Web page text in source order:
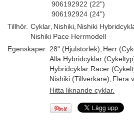
906192922 (22")
906192924 (24")
Tillhör. Cyklar Nishiki Nishiki
Nishiki Pace Herrmodell
Egenskaper. 28" (Hjulstorlek) Herr
Alla Hybridcyklar
Hybridcyklar Racer
Nishiki (Tillverkare) Flera
Hitta liknande cyklar.